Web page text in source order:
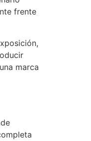
frente
marca